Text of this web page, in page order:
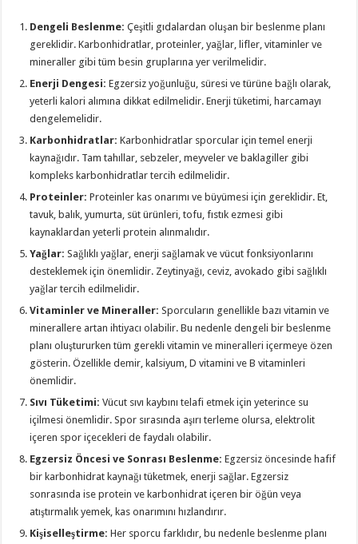
Dengeli Beslenme: Çeşitli gıdalardan oluşan bir beslenme planı
gereklidir. Karbonhidratlar, proteinler, yağlar, lifler, vitaminler ve
mineraller gibi tüm besin gruplarına yer verilmelidir.
Enerji Dengesi: Egzersiz yoğunluğu, süresi ve türüne bağlı olarak,
yeterli kalori alımına dikkat edilmelidir. Enerji tüketimi, harcamayı
dengelemelidir.
Karbonhidratlar: Karbonhidratlar sporcular için temel enerji
kaynağıdır. Tam tahıllar, sebzeler, meyveler ve baklagiller gibi
kompleks karbonhidratlar tercih edilmelidir.
Proteinler: Proteinler kas onarımı ve büyümesi için gereklidir. Et,
tavuk, balık, yumurta, süt ürünleri, tofu, fıstık ezmesi gibi
kaynaklardan yeterli protein alınmalıdır.
Yağlar: Sağlıklı yağlar, enerji sağlamak ve vücut fonksiyonlarını
desteklemek için önemlidir. Zeytinyağı, ceviz, avokado gibi sağlıklı
yağlar tercih edilmelidir.
Vitaminler ve Mineraller: Sporcuların genellikle bazı vitamin ve
minerallere artan ihtiyacı olabilir. Bu nedenle dengeli bir beslenme
planı oluştururken tüm gerekli vitamin ve mineralleri içermeye özen
gösterin. Özellikle demir, kalsiyum, D vitamini ve B vitaminleri
önemlidir.
Sıvı Tüketimi: Vücut sıvı kaybını telafi etmek için yeterince su
içilmesi önemlidir. Spor sırasında aşırı terleme olursa, elektrolit
içeren spor içecekleri de faydalı olabilir.
Egzersiz Öncesi ve Sonrası Beslenme: Egzersiz öncesinde hafif
bir karbonhidrat kaynağı tüketmek, enerji sağlar. Egzersiz
sonrasında ise protein ve karbonhidrat içeren bir öğün veya
atıştırmalık yemek, kas onarımını hızlandırır.
Kişiselleştirme: Her sporcu farklıdır, bu nedenle beslenme planı